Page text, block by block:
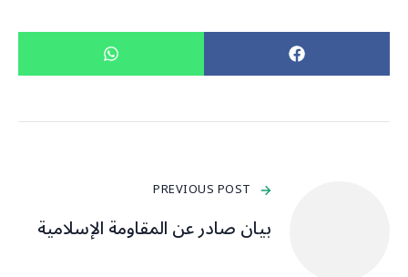
PREVIOUS POST
بيان صادر عن المقاومة الإسلامية